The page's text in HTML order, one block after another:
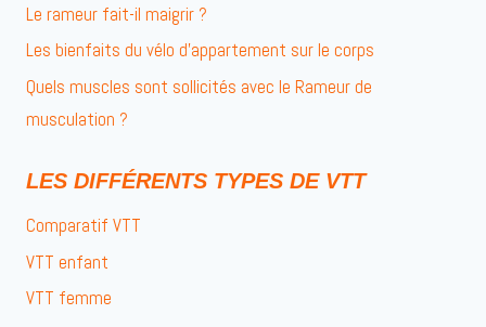
Le rameur fait-il maigrir ?
Les bienfaits du vélo d’appartement sur le corps
Quels muscles sont sollicités avec le Rameur de
musculation ?
LES DIFFÉRENTS TYPES DE VTT
Comparatif VTT
VTT enfant
VTT femme